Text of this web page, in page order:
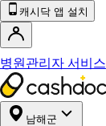
캐시닥 앱 설치
병원관리자 서비스
남해군